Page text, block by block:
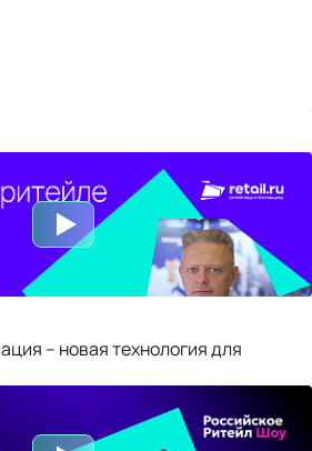
– новая технология для